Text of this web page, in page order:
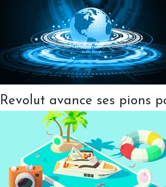
Revolut avance ses pions